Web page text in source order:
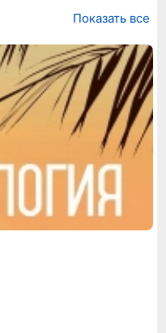
Показать все